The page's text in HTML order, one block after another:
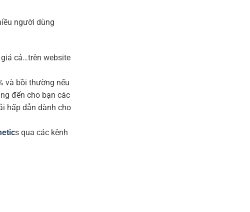
người dùng
cả…trên website
và bồi thường nếu
đến cho bạn các
hấp dẫn dành cho
s qua các kênh